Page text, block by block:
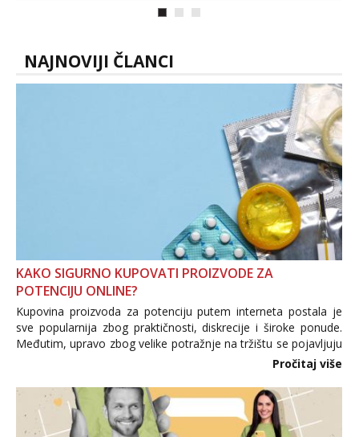
NAJNOVIJI ČLANCI
KAKO SIGURNO KUPOVATI PROIZVODE ZA
POTENCIJU ONLINE?
Kupovina proizvoda za potenciju putem interneta postala je
sve popularnija zbog praktičnosti, diskrecije i široke ponude.
Međutim, upravo zbog velike potražnje na tržištu se pojavljuju
i brojni krivotvoreni proizvodi, nepouzdane internetske
Pročitaj više